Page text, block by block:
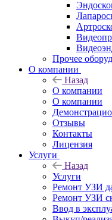
Прочее
О компании
Назад
О компании
О компании
Отзывы
Контакты
Лицензия
Услуги
Назад
Услуги
Ремонт УЗИ
Ремонт УЗИ
Ввод в